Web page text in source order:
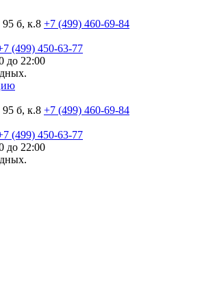
б, к.8 +7 (499) 460-69-84
(499) 450-63-77
до 22:00
б, к.8 +7 (499) 460-69-84
(499) 450-63-77
до 22:00